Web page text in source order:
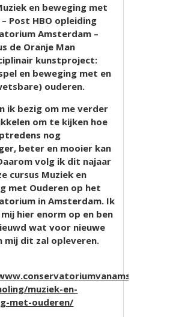
en beweging met
Post HBO opleiding
Amsterdam –
de Oranje Man
kunstproject:
en beweging met en
ouderen.
ik bezig om me verder
om te kijken hoe
nog
beter en mooier kan
volg ik dit najaar
cursus Muziek en
met Ouderen op het
in Amsterdam. Ik
hier enorm op en ben
wat voor nieuwe
mij dit zal opleveren.
muziek-en-
met-ouderen/